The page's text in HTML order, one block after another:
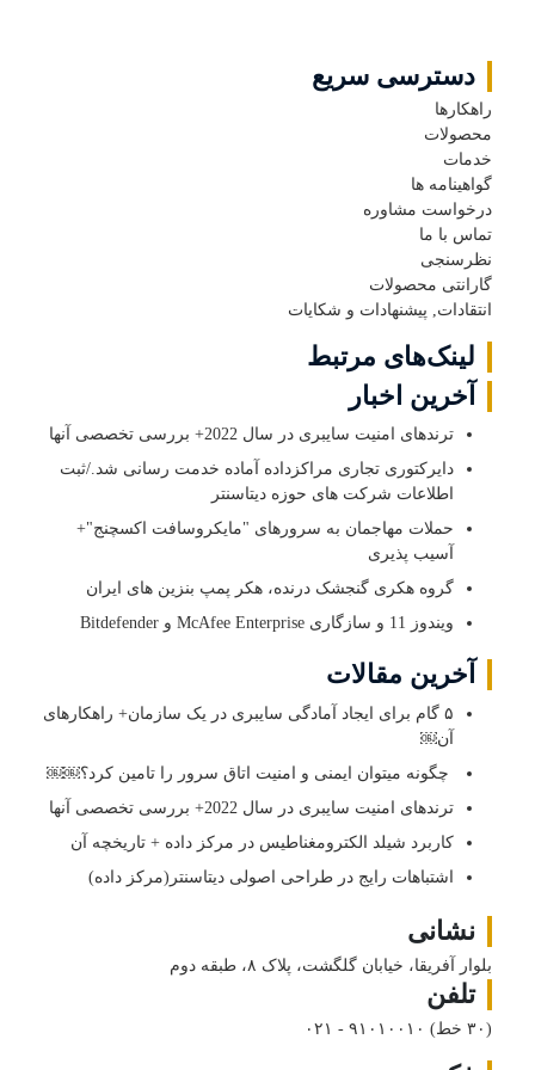
دسترسی سریع
راهکارها
محصولات
خدمات
گواهینامه ها
درخواست مشاوره
تماس با ما
نظرسنجی
گارانتی محصولات
انتقادات, پیشنهادات و شکایات
لینک‌های مرتبط
آخرین اخبار
ترندهای امنیت سایبری در سال 2022+ بررسی تخصصی آنها
دایرکتوری تجاری مراکزداده آماده خدمت رسانی شد./ثبت
اطلاعات شرکت های حوزه دیتاسنتر
حملات مهاجمان به سرورهای "مایکروسافت اکسچنج"+
آسیب پذیری
گروه هکری گنجشک درنده، هکر پمپ بنزین های ایران
ویندوز 11 و سازگاری McAfee Enterprise و Bitdefender
آخرین مقالات
۵ گام برای ایجاد آمادگی سایبری در یک سازمان+ راهکارهای
آن￼
چگونه میتوان ایمنی و امنیت اتاق سرور را تامین کرد؟￼￼
ترندهای امنیت سایبری در سال 2022+ بررسی تخصصی آنها
کاربرد شیلد الکترومغناطیس در مرکز داده + تاریخچه آن
اشتباهات رایج در طراحی اصولی دیتاسنتر(مرکز داده)
نشانی
بلوار آفریقا، خیابان گلگشت، پلاک ۸، طبقه دوم
تلفن
۰۲۱ - ۹۱۰۱۰۰۱۰ (۳۰ خط)